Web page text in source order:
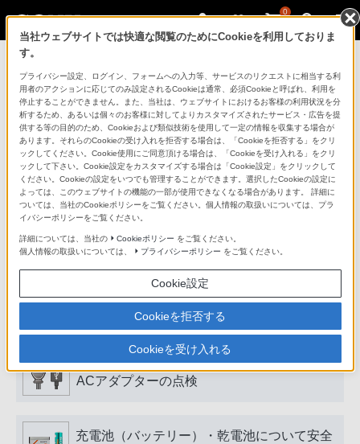
0
製品を安全に、安心してご使用いただ
くために
日常の清掃・点検が大切です。安全のため取扱説明書を
よく読みましょう。
製品に関する重要なお知らせ
安全で上手な使いかた
愛情点検のおすすめ
電源プラグ・コード、USB端子・ケーブル、
ACアダプターの点検
充電池（バッテリー）・乾電池について安全
当社ウェブサイトでは快適な閲覧のためにCookieを利用しておりま
す。
プライバシー設定、ログイン、フォームへの入力等、サービスのリクエストに相当する利
用者のアクションに応じてのみ設定されるCookieは通常、必須Cookieと呼ばれ、利用を
停止することができません。また、当社は、ウェブサイトにおけるお客様の利用状況を分
析するため、あるいは個々のお客様に対してよりカスタマイズされたサービス・広告を提
供する等の目的のため、Cookieおよび類似技術を使用して一定の情報を収集する場合が
あります。それらのCookieの受け入れを拒否する場合は、「Cookieを拒否する」をクリ
ックしてください。Cookie使用にご同意頂ける場合は、「Cookieを受け入れる」をクリ
ックして下さい。Cookie設定をカスタマイズする場合は「Cookie設定」をクリックして
ください。Cookieの設定をいつでも管理することができます。選択したCookieの設定に
よっては、このウェブサイトの機能の一部が使用できなくなる場合があります。 詳細に
ついては、当社のCookieポリシーをご覧ください。個人情報の取扱いについては、プラ
イバシーポリシーをご覧ください。
詳細については、当社の Cookieポリシー をご覧ください。
個人情報の取扱いについては、
プライバシーポリシー をご覧ください。
Cookie設定
Cookieを拒否する
Cookieを受け入れる